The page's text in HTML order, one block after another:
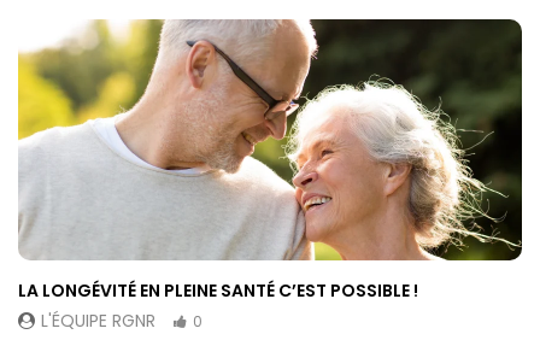
LA LONGÉVITÉ EN PLEINE SANTÉ C’EST POSSIBLE !
L'ÉQUIPE RGNR
0